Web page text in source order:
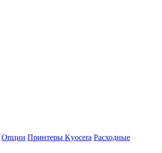
Опции Принтеры Kyocera Расходные